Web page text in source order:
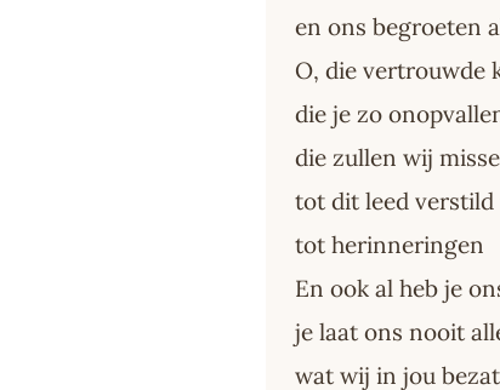
en ons begroeten
O, die vertrouwde
die je zo
die zullen wij
tot dit leed verstild
tot herinneringen
En ook al heb je
je laat ons nooit
wat wij in jou